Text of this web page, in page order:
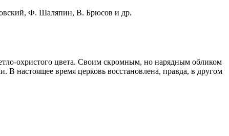
Ф. Шаляпин, В. Брюсов и др.
охристого цвета. Своим скромным, но нарядным обликом
В настоящее время церковь восстановлена, правда, в другом